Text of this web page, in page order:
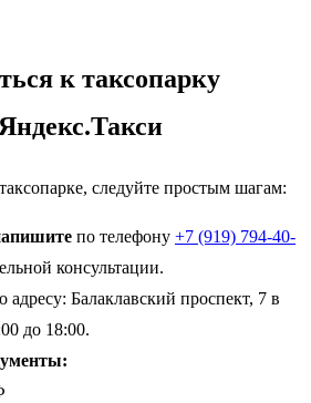
к таксопарку
следуйте простым шагам:
по телефону +7 (919) 794-40-
консультации.
адресу: Балаклавский проспект, 7 в
до 18:00.